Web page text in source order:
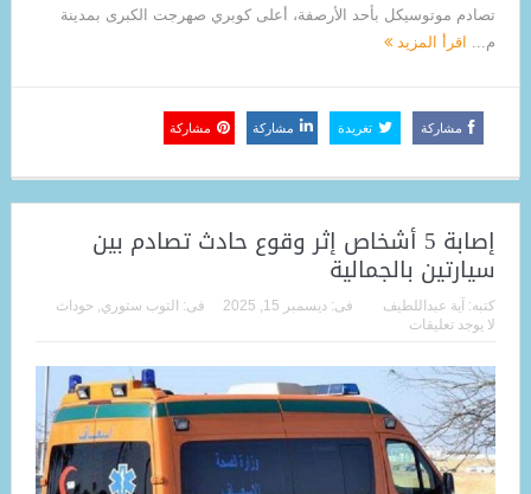
تصادم موتوسيكل بأحد الأرصفة، أعلى كوبري صهرجت الكبرى بمدينة
م...
اقرأ المزيد
مشاركة تغريدة مشاركة مشاركة
إصابة 5 أشخاص إثر وقوع حادث تصادم بين
سيارتين بالجمالية
كتبه: آية عبداللطيف فى: ديسمبر 15, 2025 فى: التوب ستوري, حوداث
لا يوجد تعليقات